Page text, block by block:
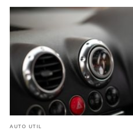
AUTO UTIL